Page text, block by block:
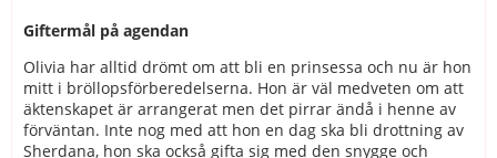
Giftermål på agendan
Olivia har alltid drömt om att bli en prinsessa och nu är hon
mitt i bröllopsförberedelserna. Hon är väl medveten om att
äktenskapet är arrangerat men det pirrar ändå i henne av
förväntan. Inte nog med att hon en dag ska bli drottning av
Sherdana, hon ska också gifta sig med den snygge och